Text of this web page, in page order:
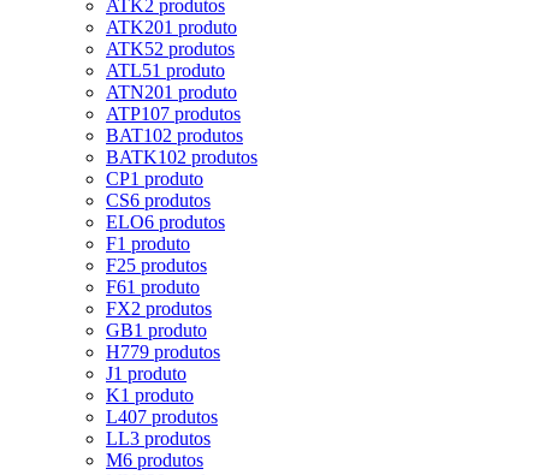
ATK2 produtos
ATK201 produto
ATK52 produtos
ATL51 produto
ATN201 produto
ATP107 produtos
BAT102 produtos
BATK102 produtos
CP1 produto
CS6 produtos
ELO6 produtos
F1 produto
F25 produtos
F61 produto
FX2 produtos
GB1 produto
H779 produtos
J1 produto
K1 produto
L407 produtos
LL3 produtos
M6 produtos